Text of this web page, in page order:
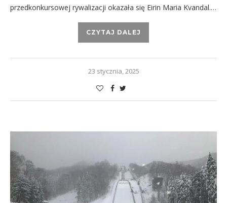
przedkonkursowej rywalizacji okazała się Eirin Maria Kvandal.…
CZYTAJ DALEJ
23 stycznia, 2025